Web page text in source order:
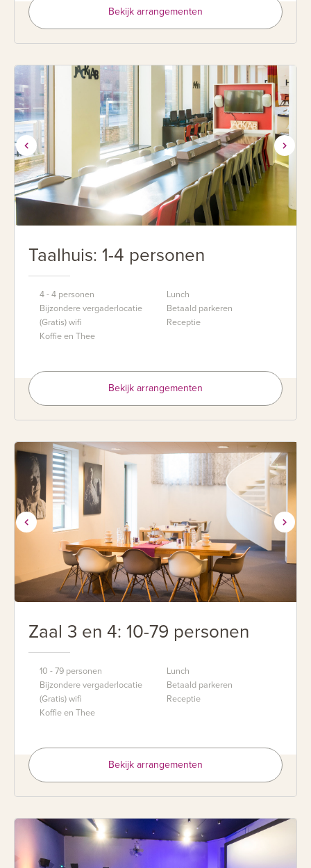
Bekijk arrangementen
Taalhuis: 1-4 personen
4 - 4 personen
Bijzondere vergaderlocatie
(Gratis) wifi
Koffie en Thee
Lunch
Betaald parkeren
Receptie
Bekijk arrangementen
Zaal 3 en 4: 10-79 personen
10 - 79 personen
Bijzondere vergaderlocatie
(Gratis) wifi
Koffie en Thee
Lunch
Betaald parkeren
Receptie
Bekijk arrangementen